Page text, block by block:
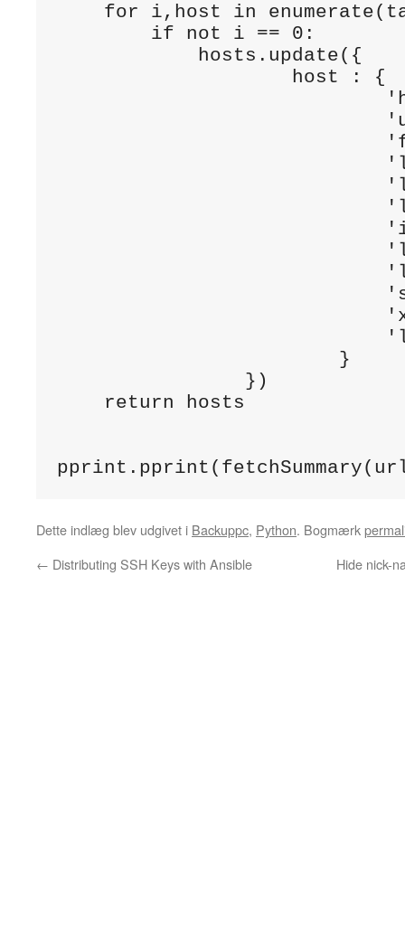
for i,host in
        if not i == 0:
            hosts.update({
                    host : {
                        }
                })
    return hosts
Dette indlæg blev udgivet i Backuppc, Python. Bogmærk
← Distributing SSH Keys with Ansible Hide nick-